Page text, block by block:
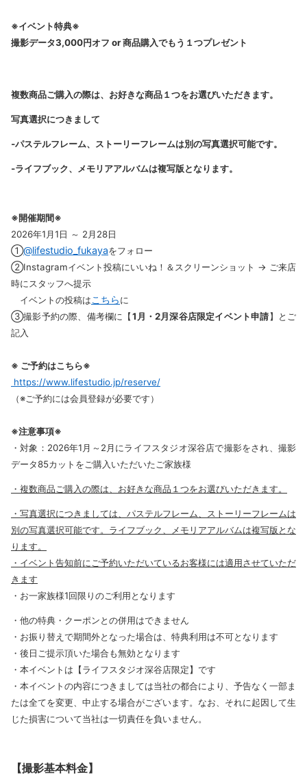
※イベント特典※
撮影データ3,000円オフ or 商品購入でもう１つプレゼント
複数商品ご購入の際は、お好きな商品１つをお選びいただきます。
写真選択につきまして
‐パステルフレーム、ストーリーフレームは別の写真選択可能です。
‐ライフブック、メモリアアルバムは複写版となります。
※開催期間※
2026年1月1日 ～ 2月28日
①@lifestudio_fukayaをフォロー
②Instagramイベント投稿にいいね！＆スクリーンショット → ご来店
時にスタッフへ提示
イベントの投稿はこちらに
③撮影予約の際、備考欄に【1月・2月深谷店限定イベント申請】とご
記入
※ ご予約はこちら※
https://www.lifestudio.jp/reserve/
（※ご予約には会員登録が必要です）
※注意事項※
・対象：2026年1月～2月にライフスタジオ深谷店で撮影をされ、撮影
データ85カットをご購入いただいたご家族様
・複数商品ご購入の際は、お好きな商品１つをお選びいただきます。
・写真選択につきましては、パステルフレーム、ストーリーフレームは
別の写真選択可能です。ライフブック、メモリアアルバムは複写版とな
ります。
・イベント告知前にご予約いただいているお客様には適用させていただ
きます
・お一家族様1回限りのご利用となります
・他の特典・クーポンとの併用はできません
・お振り替えで期間外となった場合は、特典利用は不可となります
・後日ご提示頂いた場合も無効となります
・本イベントは【ライフスタジオ深谷店限定】です
・本イベントの内容につきましては当社の都合により、予告なく一部ま
たは全てを変更、中止する場合がございます。なお、それに起因して生
じた損害について当社は一切責任を負いません。
【撮影基本料金】